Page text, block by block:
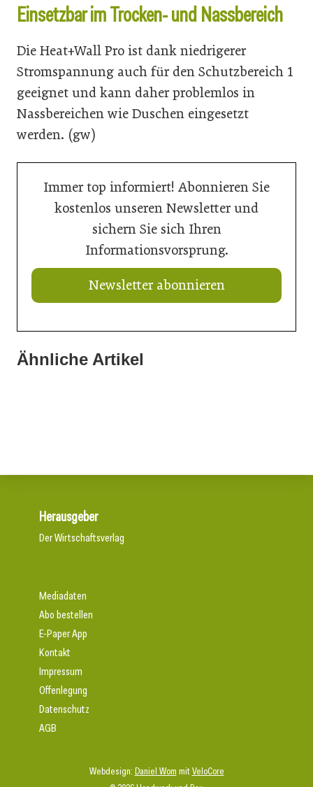
Einsetzbar im Trocken- und Nassbereich
Die Heat+Wall Pro ist dank niedrigerer
Stromspannung auch für den Schutzbereich 1
geeignet und kann daher problemlos in
Nassbereichen wie Duschen eingesetzt
werden. (gw)
Immer top informiert! Abonnieren Sie
kostenlos unseren Newsletter und
sichern Sie sich Ihren
Informationsvorsprung.
Newsletter abonnieren
Ähnliche Artikel
14. Juli 2026
Herausgeber
Der Wirtschaftsverlag
Webdesign: Daniel Wom mitVeloCore
Mediadaten
Abo bestellen
E-Paper App
Kontakt
Impressum
Offenlegung
Datenschutz
AGB